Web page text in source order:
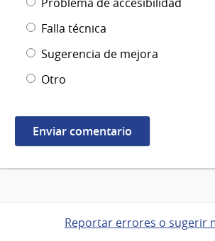
Falla técnica
Sugerencia de mejora
Otro
Reportar errores o sugerir